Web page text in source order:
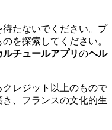
たないでください。プ
を探索してください。
ルチュールアプリのヘル
クレジット以上のもので
、フランスの文化的生